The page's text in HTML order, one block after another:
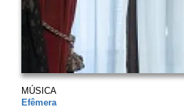
MÚSICA
Efêmera